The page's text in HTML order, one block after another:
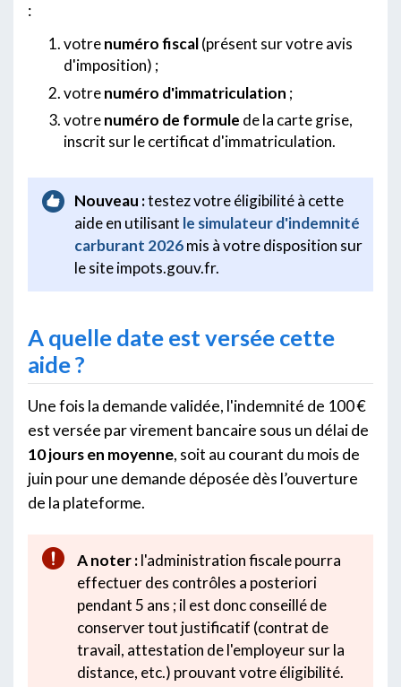
:
votrenuméro fiscal(présent sur votre avis
d'imposition) ;
votrenuméro d'immatriculation ;
votrenuméro de formule de la carte grise,
inscrit sur le certificat d'immatriculation.
Nouveau :testez votre éligibilité à cette
aide en utilisant le simulateur d'indemnité
carburant 2026mis à votre disposition sur
le site impots.gouv.fr.
A quelle date est versée cette
aide ?
Une fois la demande validée, l'indemnité de 100 €
est versée par virement bancaire sous un délai de
10 jours en moyenne, soit au courant du mois de
juin pour une demande déposée dès l’ouverture
de la plateforme.
A noter :l'administration fiscale pourra
effectuer des contrôles a posteriori
pendant 5 ans ; il est donc conseillé de
conserver tout justificatif (contrat de
travail, attestation de l'employeur sur la
distance, etc.) prouvant votre éligibilité.